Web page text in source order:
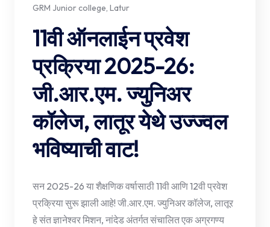
GRM Junior college, Latur
11वी ऑनलाईन प्रवेश
प्रक्रिया 2025-26:
जी.आर.एम. ज्युनिअर
कॉलेज, लातूर येथे उज्ज्वल
भविष्याची वाट!
सन 2025-26 या शैक्षणिक वर्षासाठी 11वी आणि 12वी प्रवेश
प्रक्रिया सुरू झाली आहे! जी.आर.एम. ज्युनिअर कॉलेज, लातूर
हे संत ज्ञानेश्वर मिशन, नांदेड अंतर्गत संचालित एक अग्रगण्य